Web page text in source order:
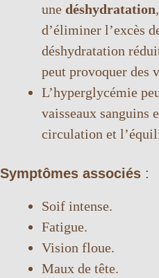
une déshydratation
d’éliminer l’excès
déshydratation
peut provoquer des
L’hyperglycémie
vaisseaux sanguins
circulation et
Symptômes associés :
Soif intense.
Fatigue.
Vision floue.
Maux de tête.